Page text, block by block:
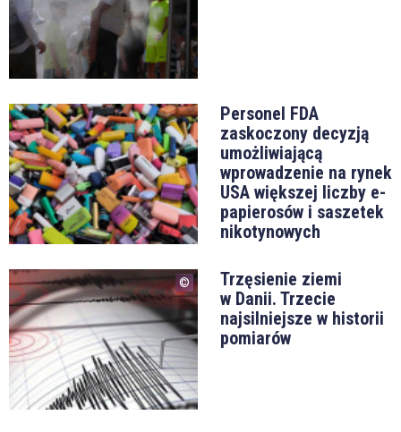
Personel FDA
zaskoczony decyzją
umożliwiającą
wprowadzenie na rynek
USA większej liczby e-
papierosów i saszetek
nikotynowych
Trzęsienie ziemi
w Danii. Trzecie
najsilniejsze w historii
pomiarów